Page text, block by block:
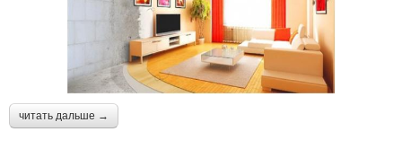
читать дальше →